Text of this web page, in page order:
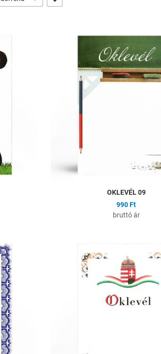
Hozzáadás a kívánságlistához
Összehasonlítás
OKLEVÉL 09
990 Ft
bruttó ár
Összehasonlítás